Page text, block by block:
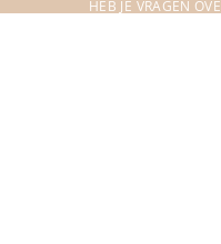
HEB JE VRAGEN